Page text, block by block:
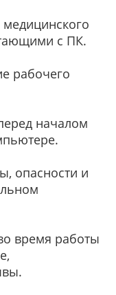
с ПК.
рабочего
началом
опасности и
время работы